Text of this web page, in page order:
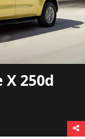
X 250d